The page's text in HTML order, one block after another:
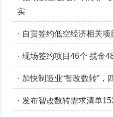
实
· 自贡签约低空经济相关项
· 现场签约项目46个 揽金
· 加快制造业“智改数转”，
· 发布智改数转需求清单